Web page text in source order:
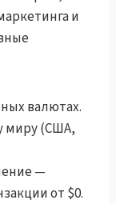
и
валютах.
миру (США,
—
от $0.